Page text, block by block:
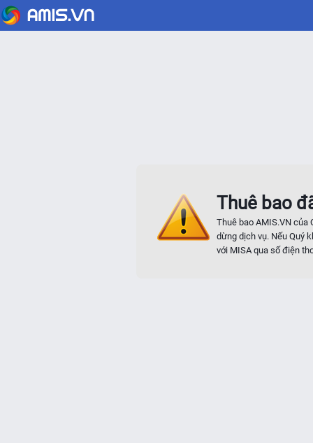
Thuê bao
Thuê bao AMIS.VN của
dừng dịch vụ. Nếu Quý
với MISA qua số điện